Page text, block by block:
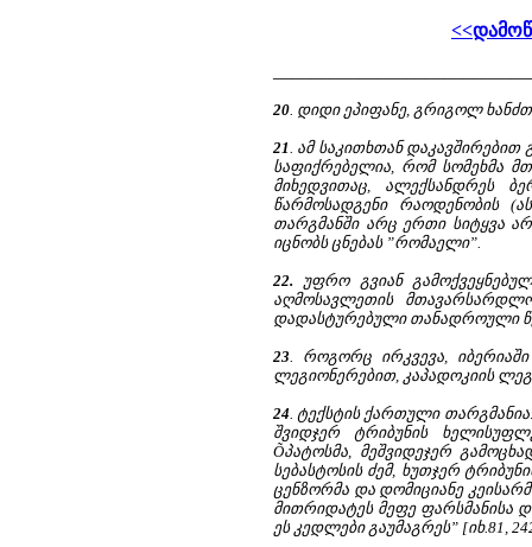
20 . დიდი ეპიფანე, გრიგოლ
21 . ამ საკითხთან
საფიქრებელია, რომ სომეხმა
მიხედვითაც, ალექსანდრეს
წარმოსადგენი რაოდენობის
თარგმანში არც ერთი სიტყვა
იცნობს ცნებას ”რომაელი”.
22. უფრო გვიან
აღმოსავლეთის
დადასტურებული თანადროული
23 . როგორც ირკვევა,
ლეგიონერებით, კაპადოკიის
24 . ტექსტის ქართული
შვიდჯერ ტრიბუნის
Õპატოსმა, მეშვიდეჯერ
სებასტოსის ძემ, ხუთჯერ
ცენზორმა და დომიციანე
მითრიდატეს მეფე ფარსმანისა
ეს კედლები გაუმაგრეს” [იხ.81,